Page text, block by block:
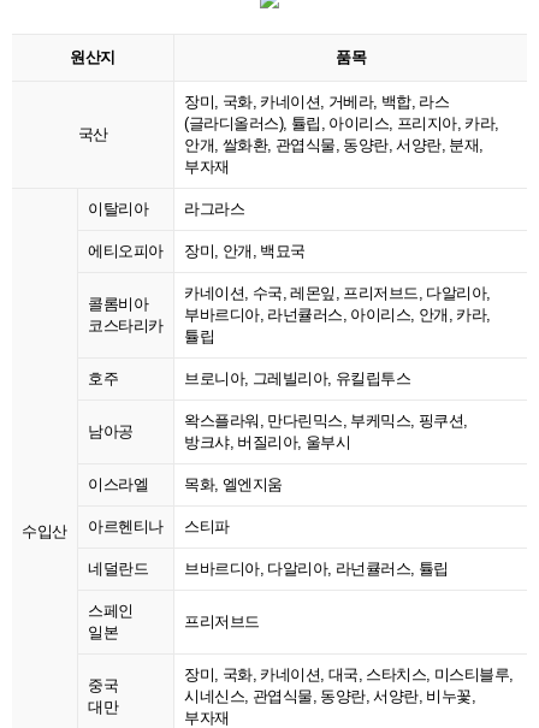
원산지 품목
국산
장미, 국화, 카네이션, 거베라, 백합, 라스
(글라디올러스), 튤립, 아이리스, 프리지아, 카라,
안개, 쌀화환, 관엽식물, 동양란, 서양란, 분재,
부자재
수입산
이탈리아 라그라스
에티오피아 장미, 안개, 백묘국
콜롬비아
코스타리카
카네이션, 수국, 레몬잎, 프리저브드, 다알리아,
부바르디아, 라넌큘러스, 아이리스, 안개, 카라,
튤립
호주 브로니아, 그레빌리아, 유킬립투스
남아공
왁스플라워, 만다린믹스, 부케믹스, 핑쿠션,
방크샤, 버질리아, 울부시
이스라엘 목화, 엘엔지움
아르헨티나 스티파
네덜란드 브바르디아, 다알리아, 라넌큘러스, 튤립
스페인
일본
프리저브드
중국
대만
장미, 국화, 카네이션, 대국, 스타치스, 미스티블루,
시네신스, 관엽식물, 동양란, 서양란, 비누꽃,
부자재